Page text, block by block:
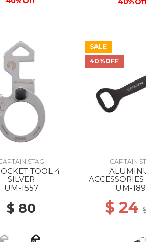
STAG
TOOL 4
SILVER
UM-1557
$ 80
SALE
40%OFF
CAPTAIN
OPENER
UM-
$ 24